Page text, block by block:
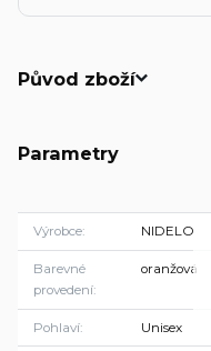
Původ zboží
Parametry
Výrobce NIDELO
Barevné
provedení
oranžová
Pohlaví Unisex